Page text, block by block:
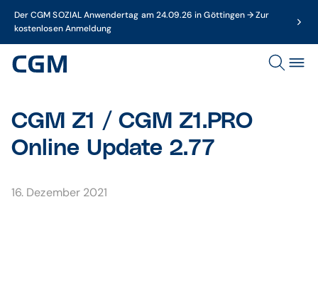
Der CGM SOZIAL Anwendertag am 24.09.26 in Göttingen → Zur
kostenlosen Anmeldung
CGM Z1 / CGM Z1.PRO
Online Update 2.77
16. Dezember 2021